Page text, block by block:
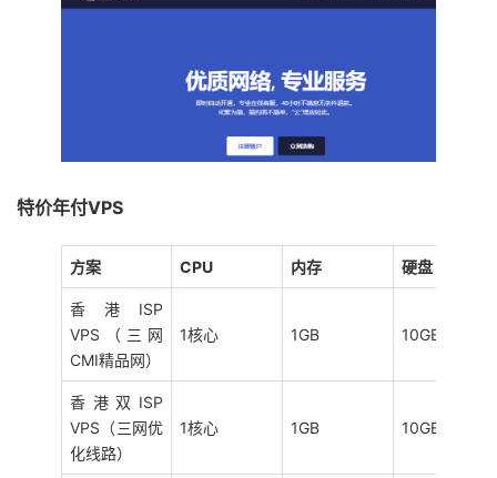
特价年付VPS
方案 CPU 内存 硬盘
香港ISP
VPS（三网
CMI精品网）
1核心 1GB 10GB NVMe
香港双ISP
VPS（三网优
化线路）
1核心 1GB 10GB NVMe